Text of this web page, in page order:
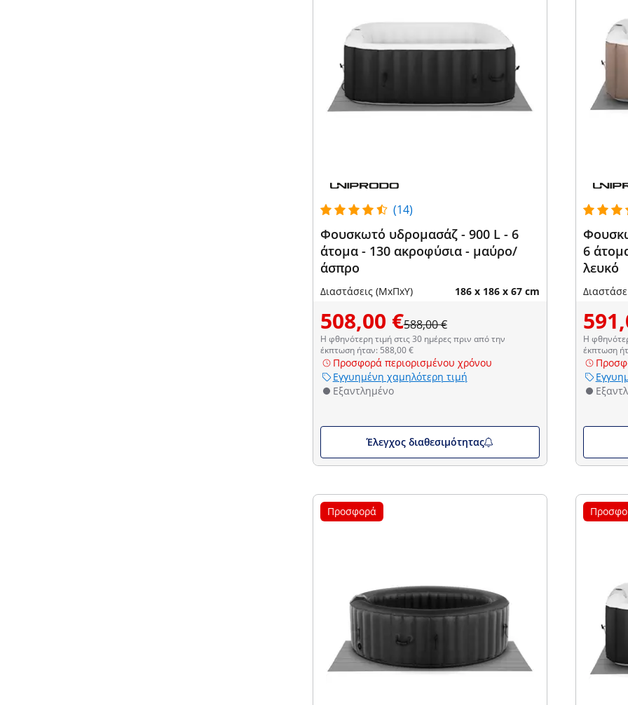
(14)
Φουσκωτό υδρομασάζ - 900 L - 6
άτομα - 130 ακροφύσια - μαύρο/
άσπρο
Διαστάσεις (ΜxΠxΥ) 186 x 186 x 67 cm
508,00 €588,00 €
Η φθηνότερη τιμή στις 30 ημέρες πριν από την
έκπτωση ήταν: 588,00 €
Προσφορά περιορισμένου χρόνου
Εγγυημένη χαμηλότερη τιμή
Εξαντλημένο
Έλεγχος διαθεσιμότητας
6
λευκό
Η
έκπτωση
Προσφορά